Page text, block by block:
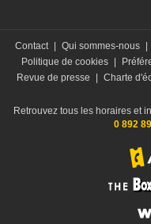
Contact | Qui sommes-nous |
Politique de cookies |
Revue de presse
| Charte
Retrouvez tous les horaires et
0 892